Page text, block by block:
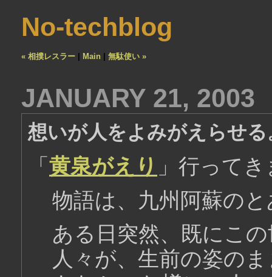
No-techblog
« 相撲レスラー Main 無駄使い »
JANUARY 21, 2003
想いが人をよみがえらせる
「 黄泉がえり 」行って
物語は、九州阿蘇の
ある日突然、既にこ
人々が、生前の姿の